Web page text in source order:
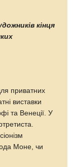
кінця
приватних
виставки
та Венеції. У
Моне, чи